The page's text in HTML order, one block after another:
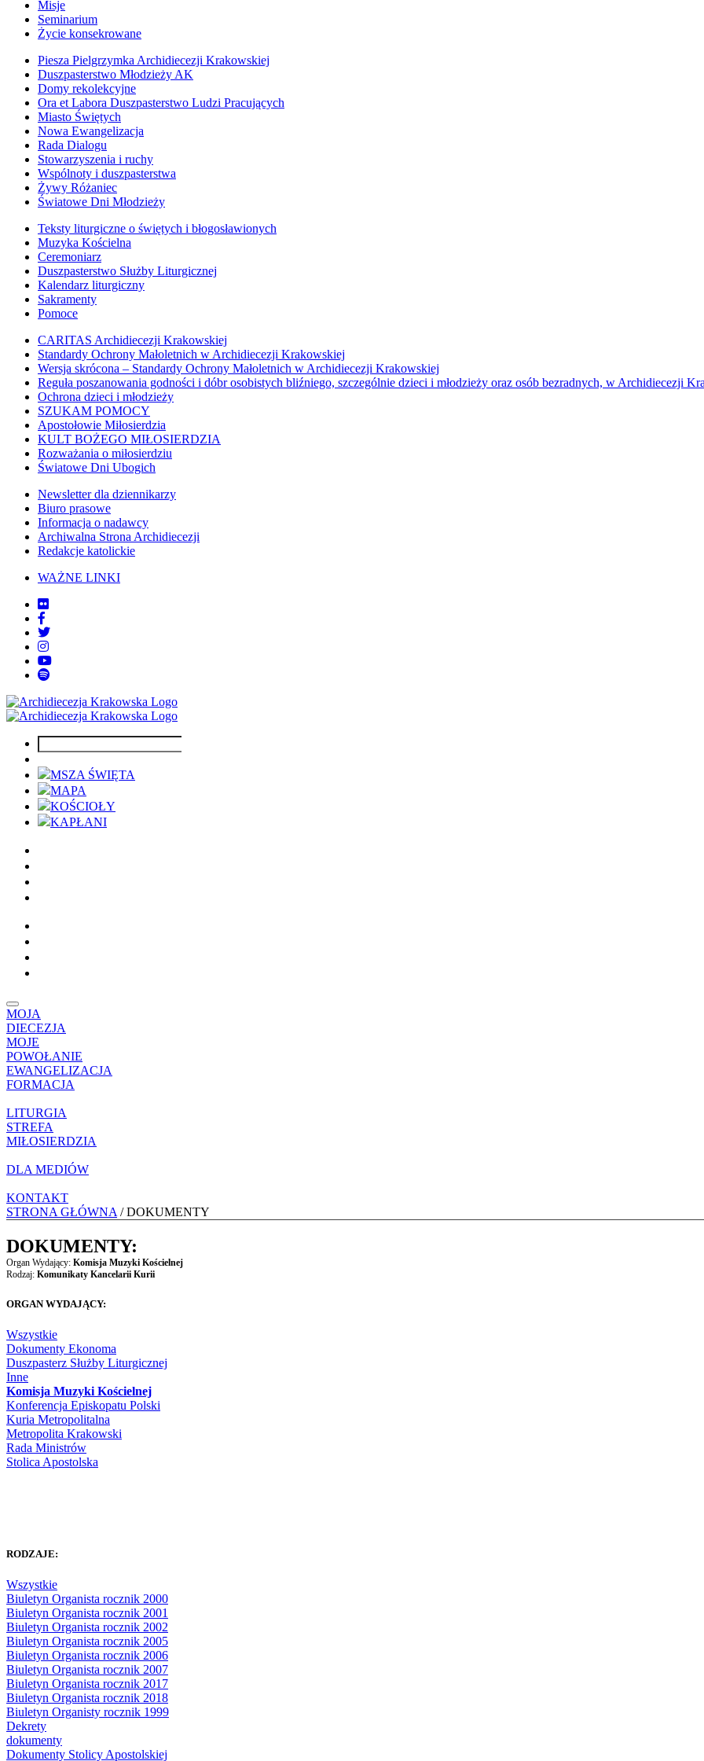
Misje
Seminarium
Życie konsekrowane
Piesza Pielgrzymka Archidiecezji Krakowskiej
Duszpasterstwo Młodzieży AK
Domy rekolekcyjne
Ora et Labora Duszpasterstwo Ludzi Pracujących
Miasto Świętych
Nowa Ewangelizacja
Rada Dialogu
Stowarzyszenia i ruchy
Wspólnoty i duszpasterstwa
Żywy Różaniec
Światowe Dni Młodzieży
Teksty liturgiczne o świętych i błogosławionych
Muzyka Kościelna
Ceremoniarz
Duszpasterstwo Służby Liturgicznej
Kalendarz liturgiczny
Sakramenty
Pomoce
CARITAS Archidiecezji Krakowskiej
Standardy Ochrony Małoletnich w Archidiecezji Krakowskiej
Wersja skrócona – Standardy Ochrony Małoletnich w Archidiecezji Krakowskiej
Reguła poszanowania godności i dóbr osobistych bliźniego, szczególnie dzieci i młodzieży oraz osób bezradnych, w Archidiecezji
Ochrona dzieci i młodzieży
SZUKAM POMOCY
Apostołowie Miłosierdzia
KULT BOŻEGO MIŁOSIERDZIA
Rozważania o miłosierdziu
Światowe Dni Ubogich
Newsletter dla dziennikarzy
Biuro prasowe
Informacja o nadawcy
Archiwalna Strona Archidiecezji
Redakcje katolickie
WAŻNE LINKI
MSZA ŚWIĘTA
MAPA
KOŚCIOŁY
KAPŁANI
MOJA
DIECEZJA
MOJE
POWOŁANIE
EWANGELIZACJA
FORMACJA
LITURGIA
STREFA
MIŁOSIERDZIA
DLA MEDIÓW
KONTAKT
STRONA GŁÓWNA / DOKUMENTY
DOKUMENTY:
Organ Wydający: Komisja Muzyki Kościelnej
Rodzaj: Komunikaty Kancelarii Kurii
ORGAN WYDAJĄCY:
Wszystkie
Dokumenty Ekonoma
Duszpasterz Służby Liturgicznej
Inne
Komisja Muzyki Kościelnej
Konferencja Episkopatu Polski
Kuria Metropolitalna
Metropolita Krakowski
Rada Ministrów
Stolica Apostolska
RODZAJE:
Wszystkie
Biuletyn Organista rocznik 2000
Biuletyn Organista rocznik 2001
Biuletyn Organista rocznik 2002
Biuletyn Organista rocznik 2005
Biuletyn Organista rocznik 2006
Biuletyn Organista rocznik 2007
Biuletyn Organista rocznik 2017
Biuletyn Organista rocznik 2018
Biuletyn Organisty rocznik 1999
Dekrety
dokumenty
Dokumenty Stolicy Apostolskiej